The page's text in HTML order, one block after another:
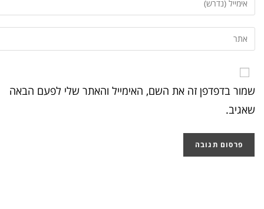
שמור בדפדפן זה את השם, האימייל והאתר שלי לפעם הבאה
שאגיב.